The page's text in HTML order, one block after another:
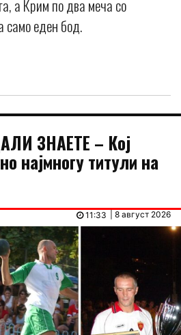
а Крим по два меча со
само еден бод.
ЗНАЕТЕ – Кој
најмногу титули на
| 8 август 2026
11:33